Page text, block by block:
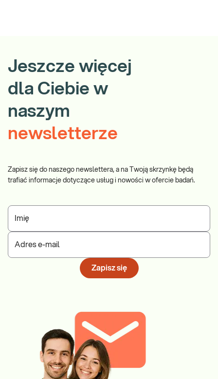
Jeszcze więcej
dla Ciebie w
naszym
newsletterze
Zapisz się do naszego newslettera, a na Twoją skrzynkę będą
trafiać informacje dotyczące usług i nowości w ofercie badań.
Imię
Adres e-mail
Zapisz się